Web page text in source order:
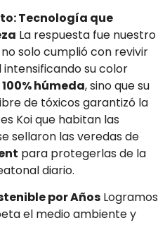
Tecnología que
La respuesta fue nuestro
solo cumplió con revivir
su color
100% húmeda, sino que su
de tóxicos garantizó la
Koi que habitan las
sellaron las veredas de
para protegerlas de la
diario.
por Años Logramos
el medio ambiente y